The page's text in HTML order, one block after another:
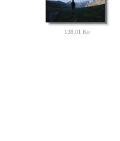
138.01 Ko